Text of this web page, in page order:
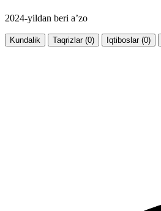
2024-yildan beri a’zo
Kundalik Taqrizlar (0) Iqtiboslar (0)